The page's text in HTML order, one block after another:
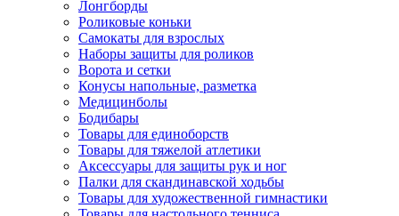
Лонгборды
Роликовые коньки
Самокаты для взрослых
Наборы защиты для роликов
Ворота и сетки
Конусы напольные, разметка
Медицинболы
Бодибары
Товары для единоборств
Товары для тяжелой атлетики
Аксессуары для защиты рук и ног
Палки для скандинавской ходьбы
Товары для художественной гимнастики